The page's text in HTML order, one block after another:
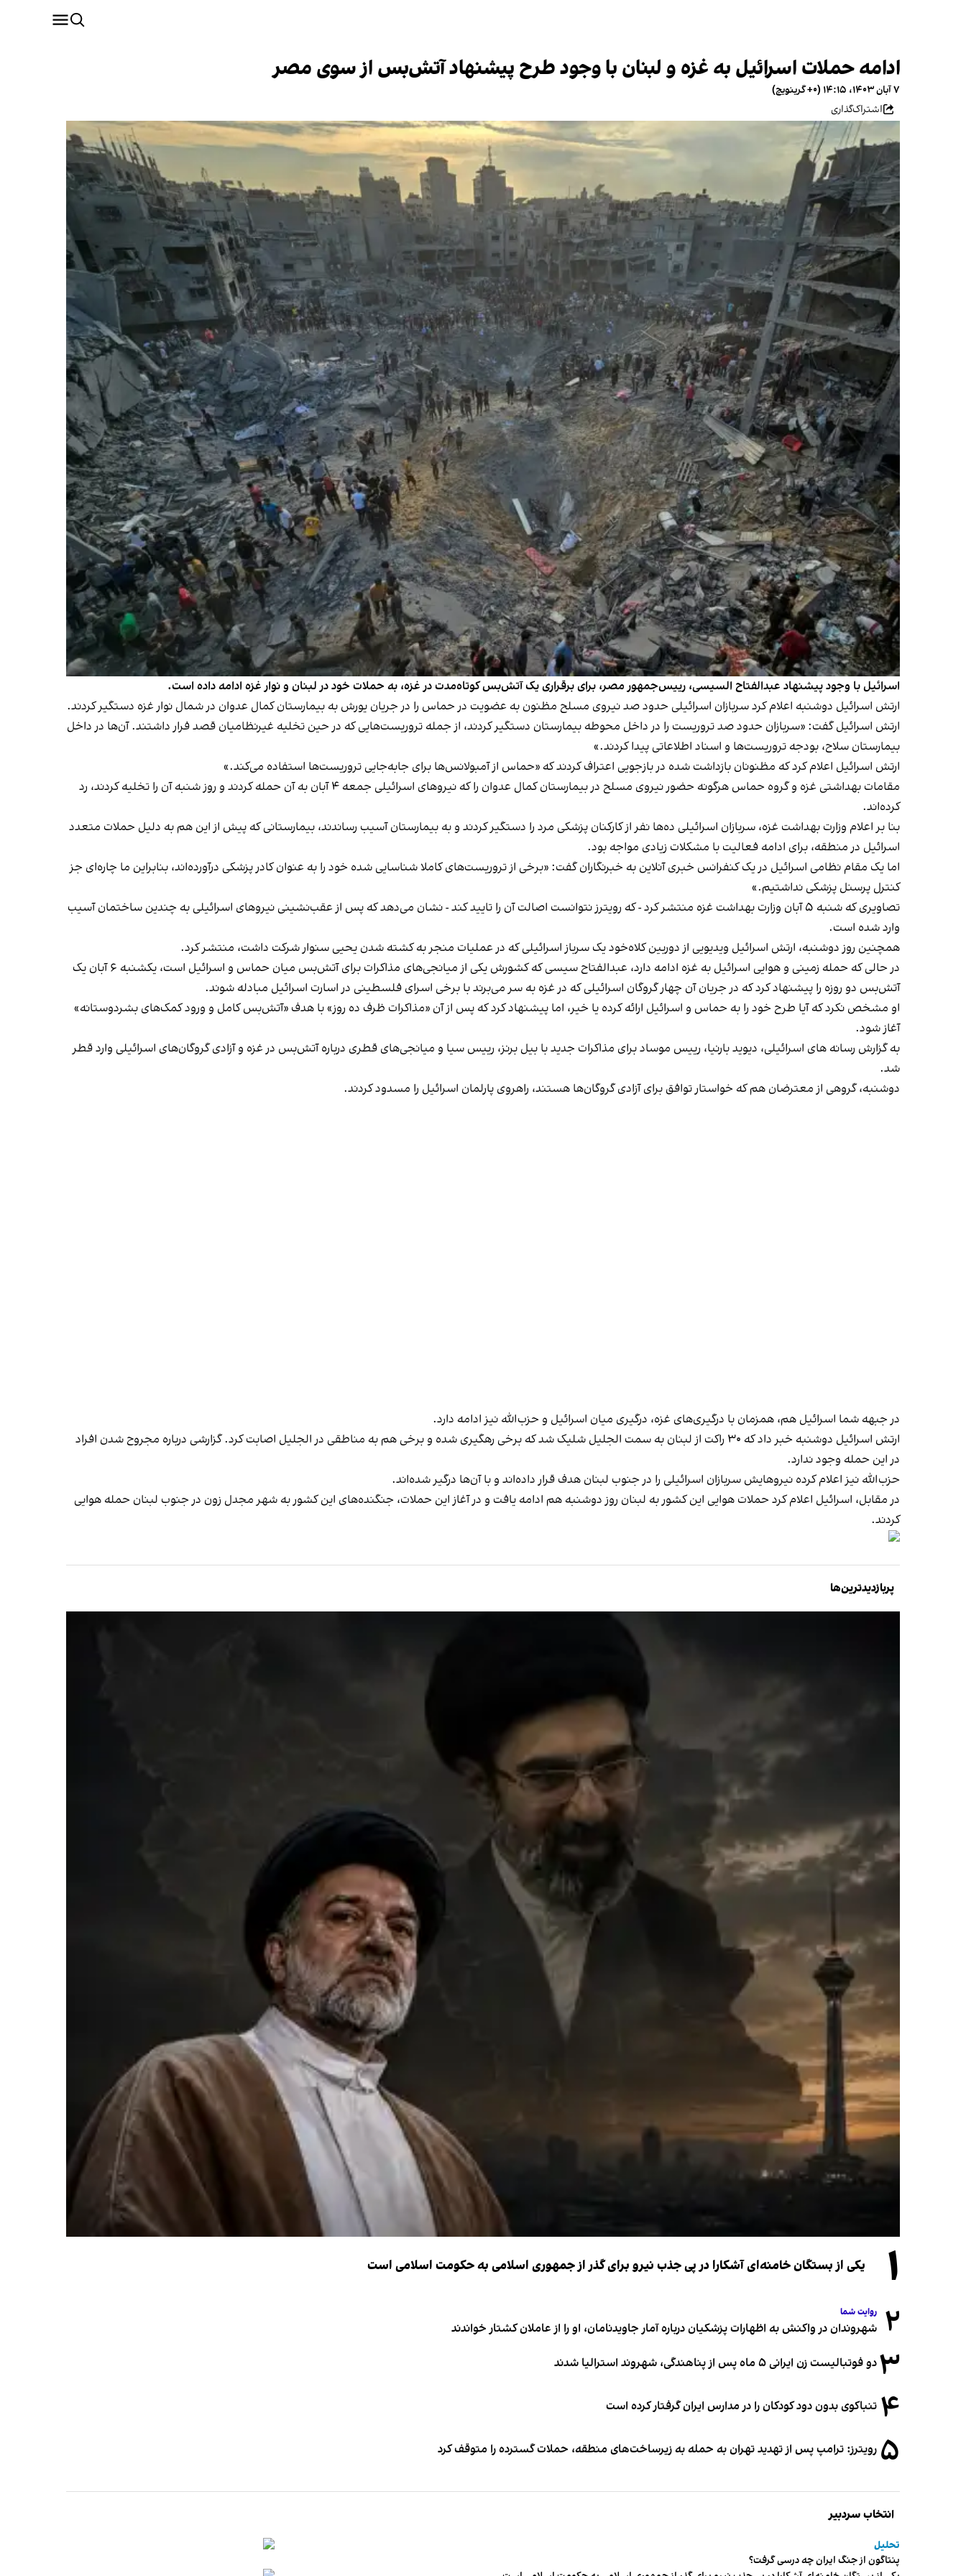
ادامه حملات اسرائیل به غزه و لبنان با وجود طرح پیشنهاد آتش‌بس از سوی مصر
۷ آبان ۱۴۰۳، ۱۴:۱۵ (‎+۰ گرینویچ)
اشتراک‌گذاری
اسرائیل با وجود پیشنهاد عبدالفتاح السیسی، رییس‌جمهور مصر، برای برقراری یک آتش‌بس کوتاه‌مدت در غزه، به حملات خود در لبنان و نوار غزه ادامه داده است.
ارتش اسرائیل دوشنبه اعلام کرد سربازان اسرائیلی حدود صد نیروی مسلح مظنون به عضویت در حماس را در جریان یورش به بیمارستان کمال عدوان در شمال نوار غزه دستگیر کردند.
ارتش اسرائیل گفت: «سربازان حدود صد تروریست را در داخل محوطه بیمارستان دستگیر کردند، از جمله تروریست‌هایی که در حین تخلیه غیرنظامیان قصد فرار داشتند. آن‌ها در داخل
بیمارستان سلاح، بودجه تروریست‌ها و اسناد اطلاعاتی پیدا کردند.»
ارتش اسرائیل اعلام کرد که مظنونان بازداشت شده در بازجویی اعتراف کردند که «حماس از آمبولانس‌ها برای جابه‌جایی تروریست‌ها استفاده می‌کند.»
مقامات بهداشتی غزه و گروه حماس هرگونه حضور نیروی مسلح در بیمارستان کمال عدوان را که نیروهای اسرائیلی جمعه ۴ آبان به آن حمله کردند و روز شنبه آن را تخلیه کردند، رد
کرده‌اند.
بنا بر اعلام وزارت بهداشت غزه، سربازان اسرائیلی ده‌ها نفر از کارکنان پزشکی مرد را دستگیر کردند و به بیمارستان آسیب رساندند، بیمارستانی که پیش از این هم به دلیل حملات متعدد
اسرائیل در منطقه، برای ادامه فعالیت با مشکلات زیادی مواجه بود.
اما یک مقام نظامی اسرائیل در یک کنفرانس خبری آنلاین به خبرنگاران گفت: «برخی از تروریست‌های کاملا شناسایی شده خود را به عنوان کادر پزشکی درآورده‌اند، بنابراین ما چاره‌ای جز
کنترل پرسنل پزشکی نداشتیم.»
تصاویری که شنبه ۵ آبان وزارت بهداشت غزه منتشر کرد - که رویترز نتوانست اصالت آن را تایید کند - نشان می‌دهد که پس از عقب‌نشینی نیروهای اسرائیلی به چندین ساختمان آسیب
وارد شده است.
همچنین روز دوشنبه، ارتش اسرائیل ویدیویی از دوربین کلاه‌خود یک سرباز اسرائیلی که در عملیات منجر به کشته شدن یحیی سنوار شرکت داشت، منتشر کرد.
در حالی که حمله زمینی و هوایی اسرائیل به غزه ادامه دارد، عبدالفتاح سیسی که کشورش یکی از میانجی‌های مذاکرات برای آتش‌بس میان حماس و اسرائیل است، یکشنبه ۶ آبان یک
آتش‌بس دو روزه را پیشنهاد کرد که در جریان آن چهار گروگان اسرائیلی که در غزه به سر می‌برند با برخی اسرای فلسطینی در اسارت اسرائیل مبادله شوند.
او مشخص نکرد که آیا طرح خود را به حماس و اسرائیل ارائه کرده یا خیر، اما پیشنهاد کرد که پس از آن «مذاکرات ظرف ده روز» با هدف «آتش‌بس کامل و ورود کمک‌های بشردوستانه»
آغاز شود.
به گزارش رسانه های اسرائیلی، دیوید بارنیا، رییس موساد برای مذاکرات جدید با بیل برنز، رییس سیا و میانجی‌های قطری درباره آتش‌بس در غزه و آزادی گروگان‌های اسرائیلی وارد قطر
شد.
دوشنبه، گروهی از معترضان هم که خواستار توافق برای آزادی گروگان‌ها هستند، راهروی پارلمان اسرائیل را مسدود کردند.
در جبهه شما اسرائیل هم، همزمان با درگیری‌های غزه، درگیری میان اسرائیل و حزب‌الله نیز ادامه دارد.
ارتش اسرائیل دوشنبه خبر داد که ۳۰ راکت از لبنان به سمت الجلیل شلیک شد که برخی رهگیری شده و برخی هم به مناطقی در الجلیل اصابت کرد. گزارشی درباره مجروح شدن افراد
در این حمله وجود ندارد.
حزب‌الله نیز اعلام کرده نیروهایش سربازان اسرائیلی را در جنوب لبنان هدف قرار داده‌اند و با آن‌ها درگیر شده‌اند.
در مقابل، اسرائیل اعلام کرد حملات هوایی این کشور به لبنان روز دوشنبه هم ادامه یافت و در آغاز این حملات، جنگنده‌های این کشور به شهر مجدل زون در جنوب لبنان حمله هوایی
کردند.
پربازدیدترین‌ها
۱ یکی از بستگان خامنه‌ای آشکارا در پی جذب نیرو برای گذر از جمهوری اسلامی به حکومت اسلامی است
۲ روایت شما
شهروندان در واکنش به اظهارات پزشکیان درباره آمار جاویدنامان، او را از عاملان کشتار خواندند
۳دو فوتبالیست زن ایرانی ۵ ماه پس از پناهندگی، شهروند استرالیا شدند
۴ تنباکوی بدون دود کودکان را در مدارس ایران گرفتار کرده است
۵ رویترز: ترامپ پس از تهدید تهران به حمله به زیرساخت‌های منطقه، حملات گسترده را متوقف کرد
انتخاب سردبیر
تحلیل
پنتاگون از جنگ ایران چه درسی گرفت؟